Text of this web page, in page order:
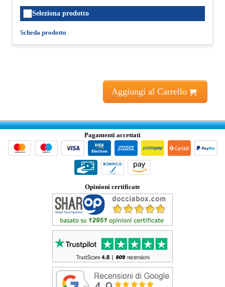
Seleziona prodotto
Scheda prodotto
Aggiungi al Carrello
Pagamenti accettati
Opinioni certificate